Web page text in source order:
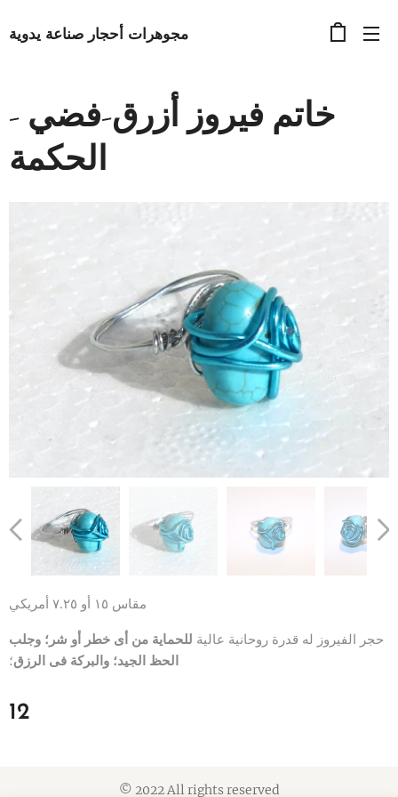
مجوهرات أحجار صناعة يدوية
خاتم فيروز أزرق-فضي -
الحكمة
مقاس ١٥ أو ٧.٢٥ أمريكي
حجر الفيروز له قدرة روحانية عالية للحماية من أى خطر أو شر؛ وجلب
الحظ الجيد؛ والبركة فى الرزق؛
12
© 2022 All rights reserved